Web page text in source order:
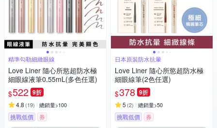
精準勾勒細緻眼線
Love Liner 隨心所慾超防水極
細眼線液筆0.55mL(多色任選)
$522 9折
4.8 (19) 總銷量>100
挑戰低價 券
日本原裝防水抗暈
Love Liner 隨心所慾超防水極
細眼線筆(2色任選)
$378 9折
5 (2) 總銷量>50
挑戰低價 券